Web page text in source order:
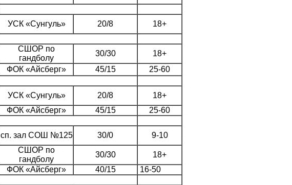
УСК «Сунгуль» 20/8
18+
СШОР по
гандболу
30/30
18+
ФОК «Айсберг» 45/15
25-60
УСК «Сунгуль» 20/8
18+
ФОК «Айсберг» 45/15
25-60
сп. зал СОШ №125 30/0 9-10
СШОР по
гандболу
30/30
18+
ФОК «Айсберг» 40/15
16-50